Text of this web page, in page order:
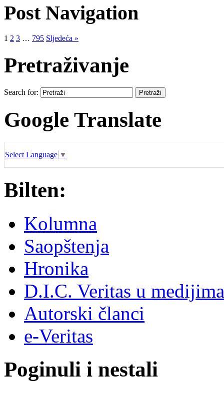
Post Navigation
1 2 3 … 795 Sljedeća »
Pretraživanje
Search for:
Google Translate
Select Language ▼
Bilten:
Kolumna
Saopštenja
Hronika
D.I.C. Veritas u medijima
Autorski članci
e-Veritas
Poginuli i nestali